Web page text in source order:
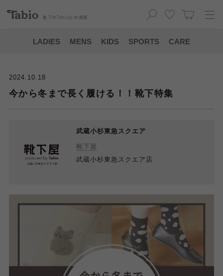
靴下の Tabio 公式通販
LADIES MENS KIDS SPORTS CARE
2024.10.18
今から冬まで長く履ける！！靴下特集
武蔵小杉東急スクエア
靴下屋
武蔵小杉東急スクエア店